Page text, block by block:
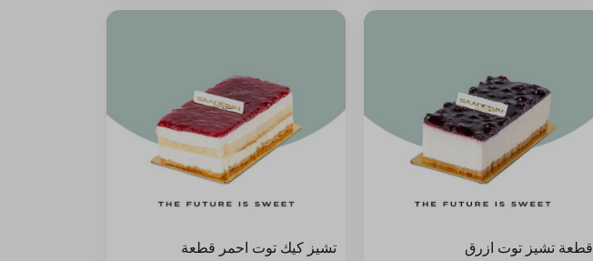
قطعة تشيز توت ازرق تشيز كيك توت احمر قطعة